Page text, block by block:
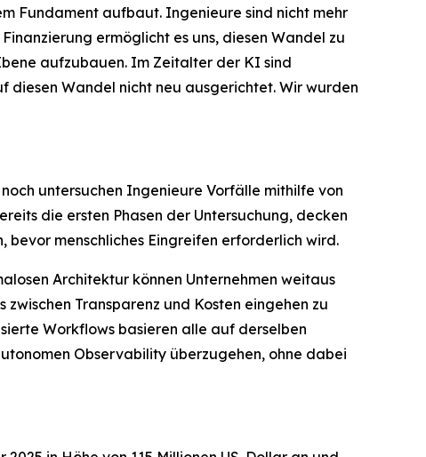
Fundament aufbaut. Ingenieure sind nicht mehr
ermöglicht es uns, diesen Wandel zu
aufzubauen. Im Zeitalter der KI sind
diesen Wandel nicht neu ausgerichtet. Wir wurden
untersuchen Ingenieure Vorfälle mithilfe von
die ersten Phasen der Untersuchung, decken
menschliches Eingreifen erforderlich wird.
Architektur können Unternehmen weitaus
Transparenz und Kosten eingehen zu
Workflows basieren alle auf derselben
Observability überzugehen, ohne dabei